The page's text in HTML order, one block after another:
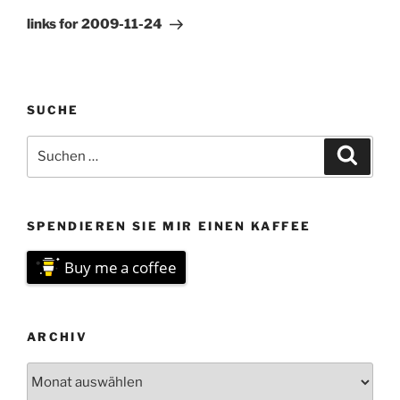
Beitrag
links for 2009-11-24
SUCHE
nach:
SPENDIEREN SIE MIR EINEN KAFFEE
Buy me a coffee
ARCHIV